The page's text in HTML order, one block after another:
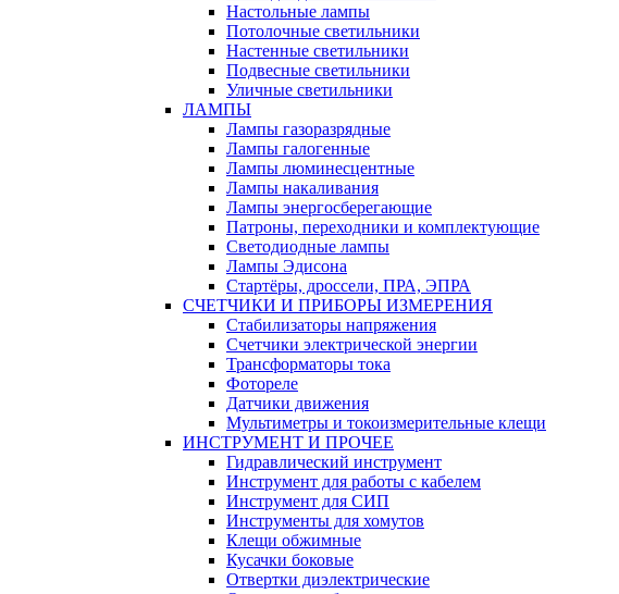
Настольные лампы
Потолочные светильники
Настенные светильники
Подвесные светильники
Уличные светильники
ЛАМПЫ
Лампы газоразрядные
Лампы галогенные
Лампы люминесцентные
Лампы накаливания
Лампы энергосберегающие
Патроны, переходники и комплектующие
Светодиодные лампы
Лампы Эдисона
Стартёры, дроссели, ПРА, ЭПРА
СЧЕТЧИКИ И ПРИБОРЫ ИЗМЕРЕНИЯ
Стабилизаторы напряжения
Счетчики электрической энергии
Трансформаторы тока
Фотореле
Датчики движения
Мультиметры и токоизмерительные клещи
ИНСТРУМЕНТ И ПРОЧЕЕ
Гидравлический инструмент
Инструмент для работы с кабелем
Инструмент для СИП
Инструменты для хомутов
Клещи обжимные
Кусачки боковые
Отвертки диэлектрические